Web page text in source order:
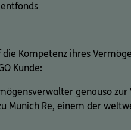
Kompetenz ihres
Kunde:
genauso
Munich Re, einem der